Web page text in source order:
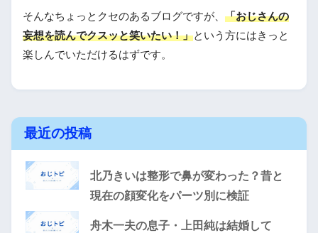
そんなちょっとクセのあるブログですが、 「おじさんの
妄想を読んでクスッと笑いたい！」という方にはきっと
楽しんでいただけるはずです。
最近の投稿
北乃きいは整形で鼻が変わった？昔と
現在の顔変化をパーツ別に検証
舟木一夫の息子・上田純は結婚して